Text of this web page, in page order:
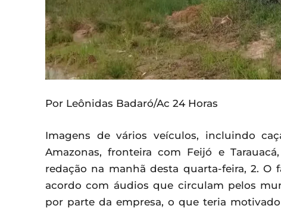
Por Leônidas Badaró/Ac 24 Horas
Imagens de vários veículos, incluindo
Amazonas, fronteira com Feijó e
redação na manhã desta quarta-feira, 2.
acordo com áudios que circulam pelos
por parte da empresa, o que teria